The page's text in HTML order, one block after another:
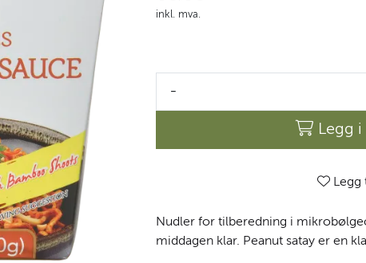
inkl. mva.
-
Legg
Nudler for tilberedning i
middagen klar. Peanut satay er en